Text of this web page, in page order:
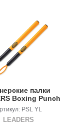
палки
Boxing Punch
Sticks YLPSL YL
LEADERS